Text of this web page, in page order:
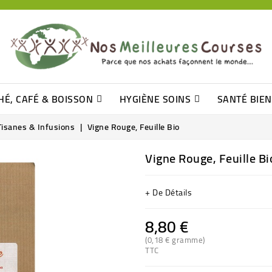
CAFÉ & BOISSON HYGIÈNE SOINS SANTÉ
& Infusions Vigne Rouge, Feuille Bio
Vigne Rouge, Feuille
+ De Détails
8,80 €
(0,18 € gramme)
TTC